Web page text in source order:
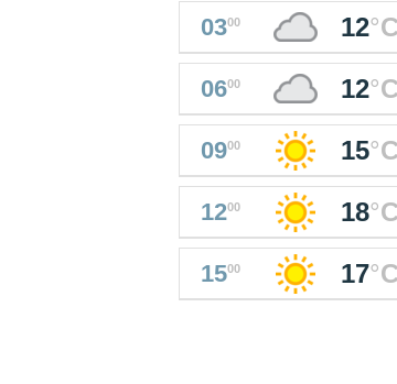
0300 12°
0600 12°
0900 15°
1200 18°
1500 17°